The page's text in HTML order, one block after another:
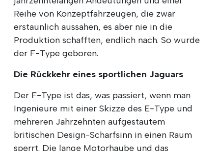
Reihe von Konzeptfahrzeugen, die zwar
erstaunlich aussahen, es aber nie in die
Produktion schafften, endlich nach. So wurde
der F-Type geboren.
Die Rückkehr eines sportlichen Jaguars
Der F-Type ist das, was passiert, wenn man
Ingenieure mit einer Skizze des E-Type und
mehreren Jahrzehnten aufgestautem
britischen Design-Scharfsinn in einen Raum
sperrt. Die lange Motorhaube und das